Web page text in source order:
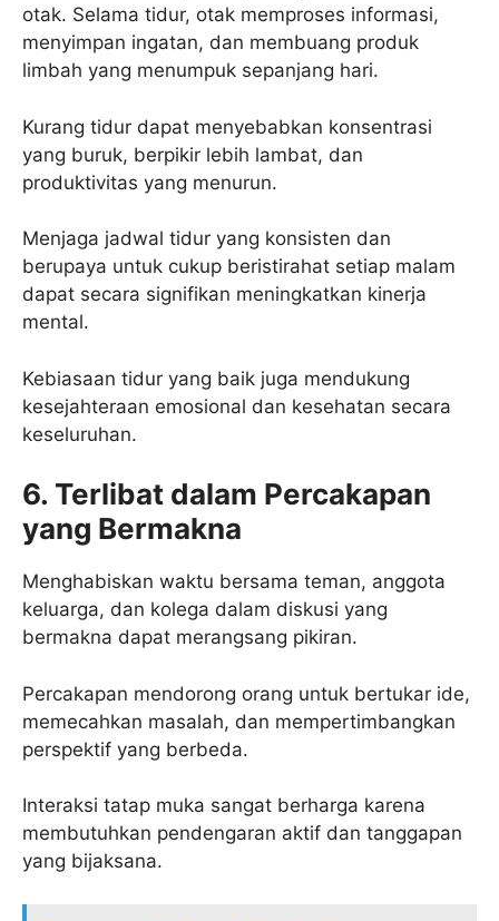
otak. Selama tidur, otak memproses informasi,
menyimpan ingatan, dan membuang produk
limbah yang menumpuk sepanjang hari.
Kurang tidur dapat menyebabkan konsentrasi
yang buruk, berpikir lebih lambat, dan
produktivitas yang menurun.
Menjaga jadwal tidur yang konsisten dan
berupaya untuk cukup beristirahat setiap malam
dapat secara signifikan meningkatkan kinerja
mental.
Kebiasaan tidur yang baik juga mendukung
kesejahteraan emosional dan kesehatan secara
keseluruhan.
6. Terlibat dalam Percakapan
yang Bermakna
Menghabiskan waktu bersama teman, anggota
keluarga, dan kolega dalam diskusi yang
bermakna dapat merangsang pikiran.
Percakapan mendorong orang untuk bertukar ide,
memecahkan masalah, dan mempertimbangkan
perspektif yang berbeda.
Interaksi tatap muka sangat berharga karena
membutuhkan pendengaran aktif dan tanggapan
yang bijaksana.